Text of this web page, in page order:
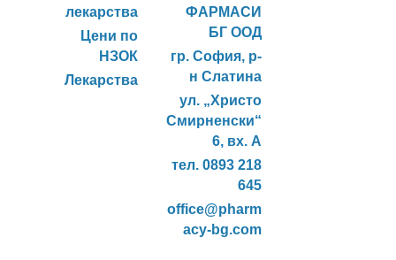
лекарства
Цени по
НЗОК
Лекарства
ФАРМАСИ
БГ ООД
гр. София, р-
н Слатина
ул. „Христо
Смирненски“
6, вх. А
тел. 0893 218
645
office@pharm
acy-bg.com